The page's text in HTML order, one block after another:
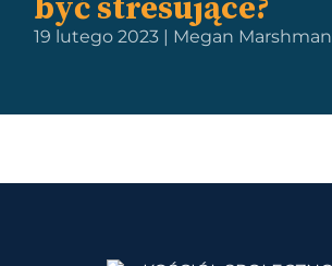
być stresujące?
19 lutego 2023 | Megan Marshman